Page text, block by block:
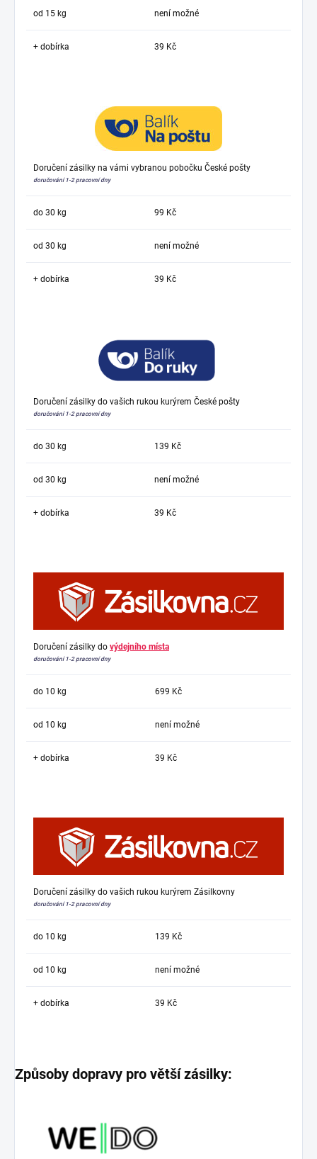
od 15 kg není možné
+ dobírka 39 Kč
Doručení zásilky na vámi vybranou pobočku České pošty
doručování 1-2 pracovní dny
do 30 kg 99 Kč
od 30 kg není možné
+ dobírka 39 Kč
Doručení zásilky do vašich rukou kurýrem České pošty
doručování 1-2 pracovní dny
do 30 kg 139 Kč
od 30 kg není možné
+ dobírka 39 Kč
Doručení zásilky do výdejního místa
doručování 1-2 pracovní dny
do 10 kg 699 Kč
od 10 kg není možné
+ dobírka 39 Kč
Doručení zásilky do vašich rukou kurýrem Zásilkovny
doručování 1-2 pracovní dny
do 10 kg 139 Kč
od 10 kg není možné
+ dobírka 39 Kč
Způsoby dopravy pro větší zásilky: